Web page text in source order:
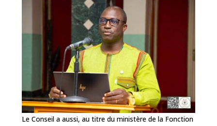
Le Conseil a aussi, au titre du ministère de la Fonction